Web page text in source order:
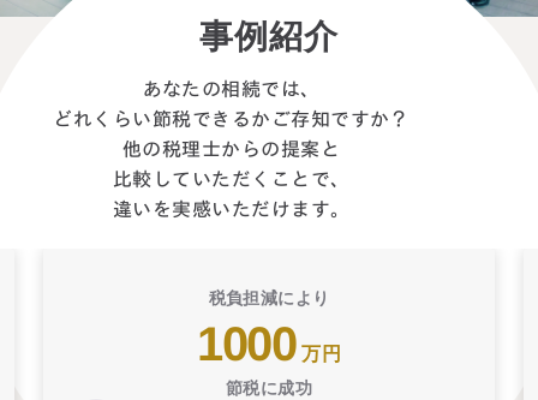
事例紹介
あなたの相続では、
どれくらい節税できるかご存知ですか？
他の税理士からの提案と
比較していただくことで、
違いを実感いただけます。
税負担減により
1億円
節税に成功